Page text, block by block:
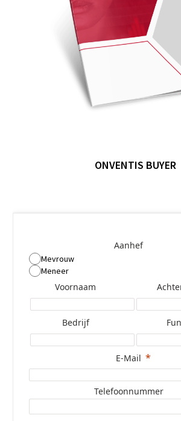
ONVENTIS BUYER
Aanhef
Mevrouw
Meneer
Voornaam
Bedrijf
E-Mail
Telefoonnummer